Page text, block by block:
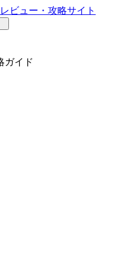
ガイド